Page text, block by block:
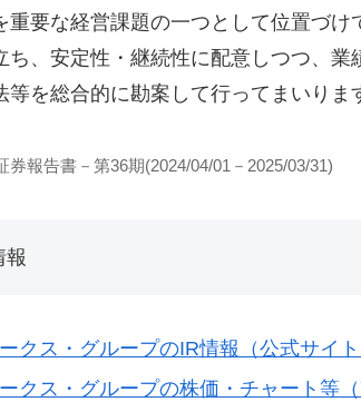
重要な経営課題の一つとして位置づ
ち、安定性・継続性に配意しつつ、
等を総合的に勘案して行ってまいりま
券報告書－第36期(2024/04/01－2025/03/31)
報
クス・グループのIR情報（公式サイト
クス・グループの株価・チャート等（